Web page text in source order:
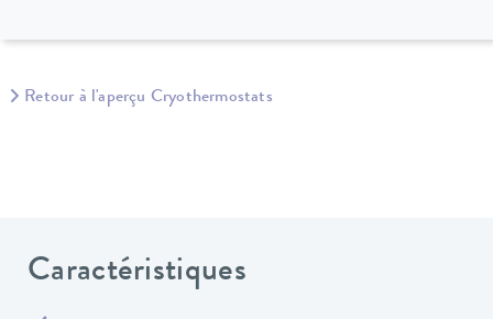
Retour à l'aperçu Cryothermostats
Caractéristiques